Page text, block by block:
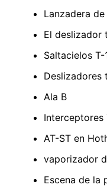
Lanzadera
El deslizador
Saltacielos T-
Deslizadores
Ala B
Interceptores
AT-ST en
vaporizador
Escena de la